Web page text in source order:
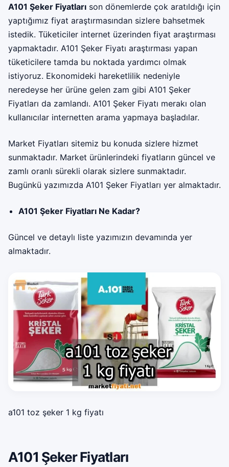
A101 Şeker Fiyatları son dönemlerde çok aratıldığı için
yaptığımız fiyat araştırmasından sizlere bahsetmek
istedik. Tüketiciler internet üzerinden fiyat araştırması
yapmaktadır. A101 Şeker Fiyatı araştırması yapan
tüketicilere tamda bu noktada yardımcı olmak
istiyoruz. Ekonomideki hareketlilik nedeniyle
neredeyse her ürüne gelen zam gibi A101 Şeker
Fiyatları da zamlandı. A101 Şeker Fiyatı merakı olan
kullanıcılar internetten arama yapmaya başladılar.
Market Fiyatları sitemiz bu konuda sizlere hizmet
sunmaktadır. Market ürünlerindeki fiyatların güncel ve
zamlı oranlı sürekli olarak sizlere sunmaktadır.
Bugünkü yazımızda A101 Şeker Fiyatları yer almaktadır.
A101 Şeker Fiyatları Ne Kadar?
Güncel ve detaylı liste yazımızın devamında yer
almaktadır.
a101 toz şeker 1 kg fiyatı
A101 Şeker Fiyatları